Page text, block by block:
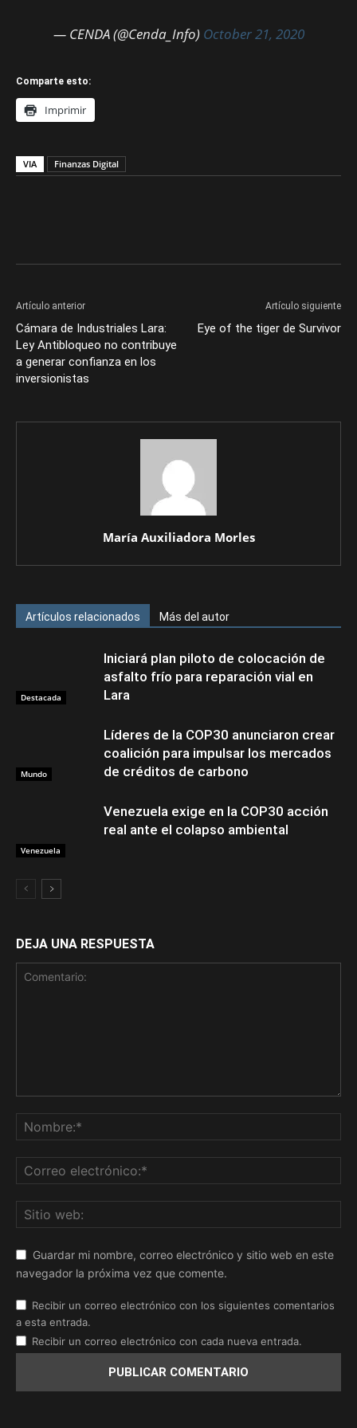
— CENDA (@Cenda_Info) October 21, 2020
Comparte esto:
Imprimir
VIA Finanzas Digital
Artículo anterior
Cámara de Industriales Lara:
Ley Antibloqueo no contribuye
a generar confianza en los
inversionistas
Artículo siguiente
Eye of the tiger de Survivor
María Auxiliadora Morles
Artículos relacionados Más del autor
Destacada
Iniciará plan piloto de colocación de
asfalto frío para reparación vial en
Lara
Mundo
Líderes de la COP30 anunciaron crear
coalición para impulsar los mercados
de créditos de carbono
Venezuela
Venezuela exige en la COP30 acción
real ante el colapso ambiental
DEJA UNA RESPUESTA
Guardar mi nombre, correo electrónico y sitio web en este
navegador la próxima vez que comente.
Recibir un correo electrónico con los siguientes comentarios
a esta entrada.
Recibir un correo electrónico con cada nueva entrada.